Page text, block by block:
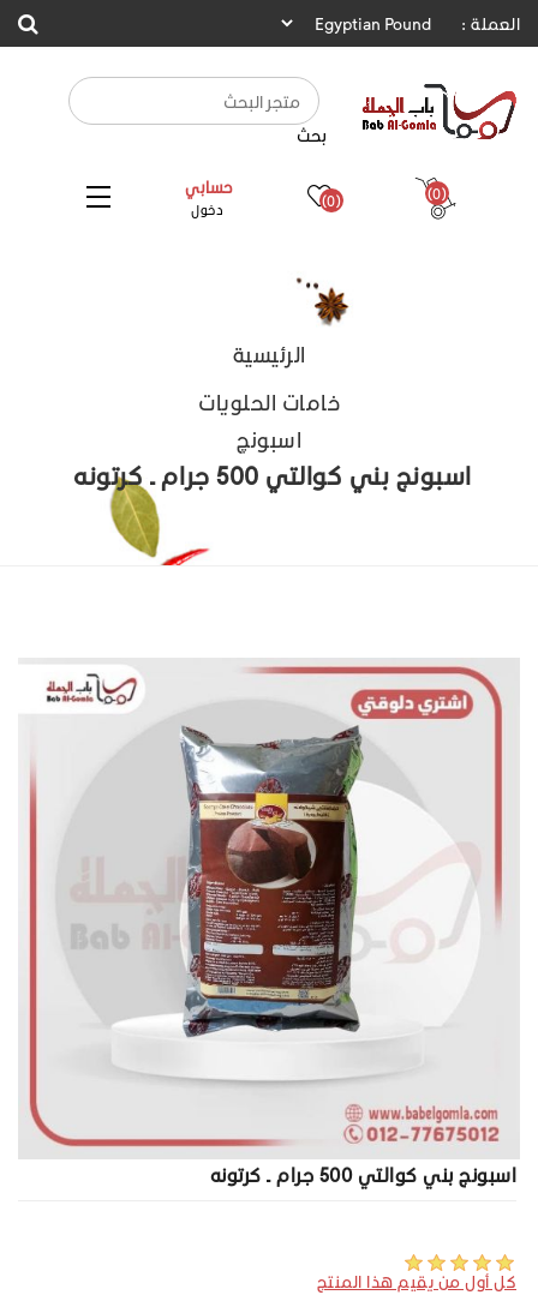
العملة :
بحث
حسابي
دخول (0) (0)
الرئيسية
خامات الحلويات
اسبونچ
اسبونج بني كوالتي 500 جرام ـ كرتونه
اسبونج بني كوالتي 500 جرام ـ كرتونه
كل أول من يقيم هذا المنتج